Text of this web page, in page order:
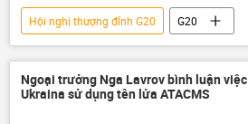
Hội nghị thượng đỉnh G20
G20
Sergey Lavrov
Nga
Emmanuel Macron
Pháp
Ngoại trưởng Nga Lavrov bình luận việc
Ukraina sử dụng tên lửa ATACMS